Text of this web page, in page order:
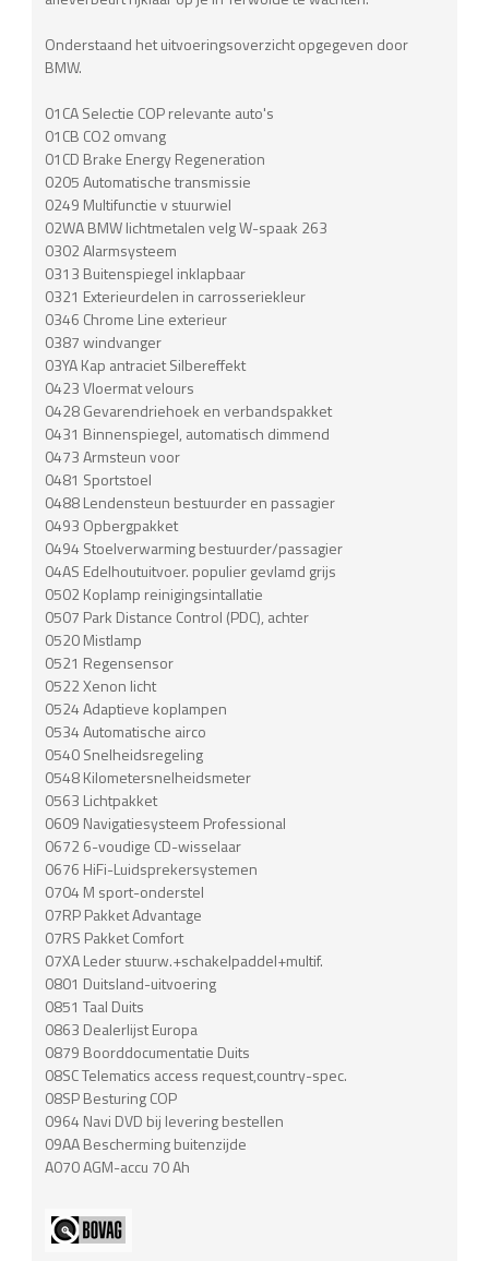
Onderstaand het uitvoeringsoverzicht opgegeven door
BMW.
01CA Selectie COP relevante auto's
01CB CO2 omvang
01CD Brake Energy Regeneration
0205 Automatische transmissie
0249 Multifunctie v stuurwiel
02WA BMW lichtmetalen velg W-spaak 263
0302 Alarmsysteem
0313 Buitenspiegel inklapbaar
0321 Exterieurdelen in carrosseriekleur
0346 Chrome Line exterieur
0387 windvanger
03YA Kap antraciet Silbereffekt
0423 Vloermat velours
0428 Gevarendriehoek en verbandspakket
0431 Binnenspiegel, automatisch dimmend
0473 Armsteun voor
0481 Sportstoel
0488 Lendensteun bestuurder en passagier
0493 Opbergpakket
0494 Stoelverwarming bestuurder/passagier
04AS Edelhoutuitvoer. populier gevlamd grijs
0502 Koplamp reinigingsintallatie
0507 Park Distance Control (PDC), achter
0520 Mistlamp
0521 Regensensor
0522 Xenon licht
0524 Adaptieve koplampen
0534 Automatische airco
0540 Snelheidsregeling
0548 Kilometersnelheidsmeter
0563 Lichtpakket
0609 Navigatiesysteem Professional
0672 6-voudige CD-wisselaar
0676 HiFi-Luidsprekersystemen
0704 M sport-onderstel
07RP Pakket Advantage
07RS Pakket Comfort
07XA Leder stuurw.+schakelpaddel+multif.
0801 Duitsland-uitvoering
0851 Taal Duits
0863 Dealerlijst Europa
0879 Boorddocumentatie Duits
08SC Telematics access request,country-spec.
08SP Besturing COP
0964 Navi DVD bij levering bestellen
09AA Bescherming buitenzijde
A070 AGM-accu 70 Ah